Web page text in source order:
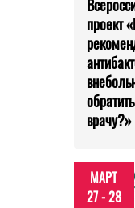
проект
врачу?»
МАРТ
27 - 28